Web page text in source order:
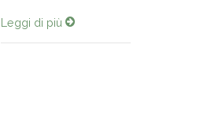
Leggi di più